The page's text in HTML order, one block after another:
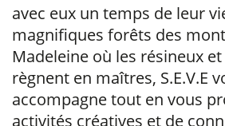
avec eux un temps de leur
magnifiques forêts des
Madeleine où les résineux
règnent en maîtres, S.E.V.E
accompagne tout en vous
activités créatives et de